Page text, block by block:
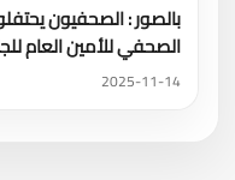
بالصور : الصحفيون
الصحفي للأمين العام
2025-11-14